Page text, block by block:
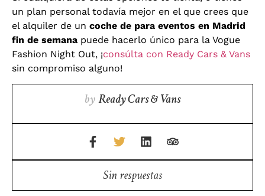
un plan personal todavía mejor en el que crees que
el alquiler de un coche de para eventos en Madrid
fin de semana puede hacerlo único para la Vogue
Fashion Night Out, ¡consúlta con Ready Cars & Vans
sin compromiso alguno!
by Ready Cars & Vans
Sin respuestas